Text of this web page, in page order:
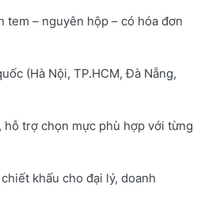
tem – nguyên hộp – có hóa đơn
(Hà Nội, TP.HCM, Đà Nẵng,
hỗ trợ chọn mực phù hợp với từng
khấu cho đại lý, doanh